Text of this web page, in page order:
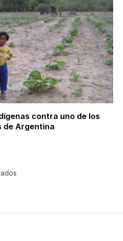
contra uno de los
de Argentina